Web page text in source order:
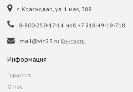
г. Краснодар, ул. 1 мая, 388
8-800-250-17-14 моб.+7 918-49-19-718
mail@vin23.ru Контакты
Информация
Гарантия
О нас